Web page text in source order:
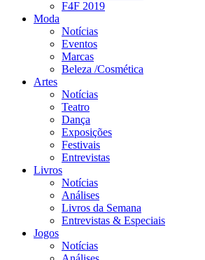
F4F 2019
Moda
Notícias
Eventos
Marcas
Beleza /Cosmética
Artes
Notícias
Teatro
Dança
Exposições
Festivais
Entrevistas
Livros
Notícias
Análises
Livros da Semana
Entrevistas & Especiais
Jogos
Notícias